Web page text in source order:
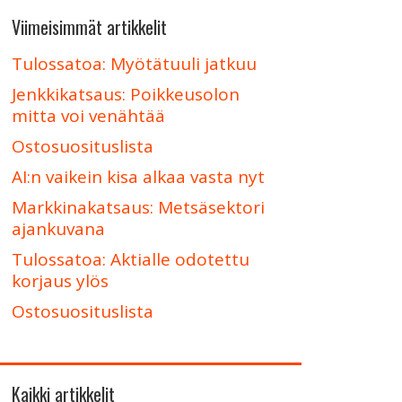
Viimeisimmät artikkelit
Tulossatoa: Myötätuuli jatkuu
Jenkkikatsaus: Poikkeusolon
mitta voi venähtää
Ostosuosituslista
AI:n vaikein kisa alkaa vasta nyt
Markkinakatsaus: Metsäsektori
ajankuvana
Tulossatoa: Aktialle odotettu
korjaus ylös
Ostosuosituslista
Kaikki artikkelit